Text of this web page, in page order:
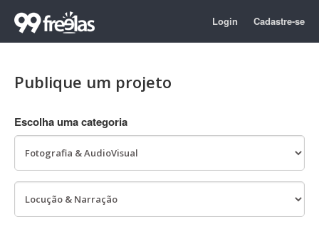
Login Cadastre-se
Publique um projeto
Escolha uma categoria